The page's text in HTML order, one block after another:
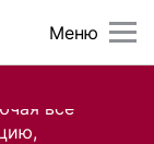
все
Меню